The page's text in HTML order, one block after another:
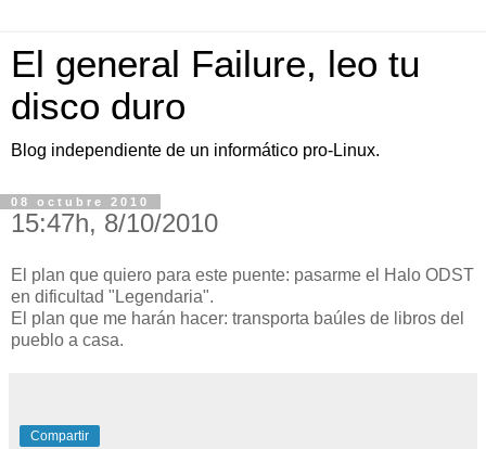
El general Failure, leo tu
disco duro
Blog independiente de un informático pro-Linux.
08 octubre 2010
15:47h, 8/10/2010
El plan que quiero para este puente: pasarme el Halo ODST
en dificultad "Legendaria".
El plan que me harán hacer: transporta baúles de libros del
pueblo a casa.
Compartir